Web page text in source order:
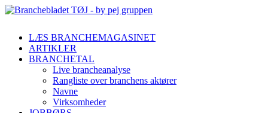
LÆS BRANCHEMAGASINET
ARTIKLER
BRANCHETAL
Live brancheanalyse
Rangliste over branchens aktører
Navne
Virksomheder